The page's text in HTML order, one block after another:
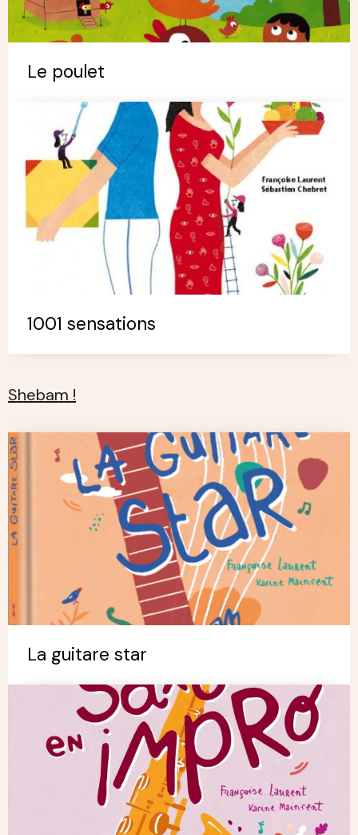
Le poulet
1001 sensations
Shebam !
La guitare star